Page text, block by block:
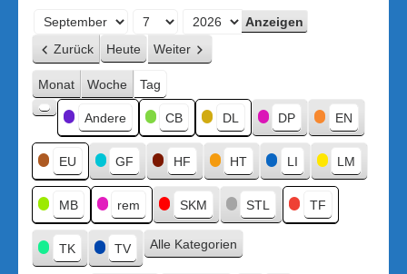
Monat
Tag
Jahr
Zurück Heute Weiter
Monat Woche Tag
Kategorien
Kategorie
ohne
Titel
Andere CB DL DP EN
EU GF HF HT LI LM
MB rem SKM STL TF
TK TV Alle Kategorien